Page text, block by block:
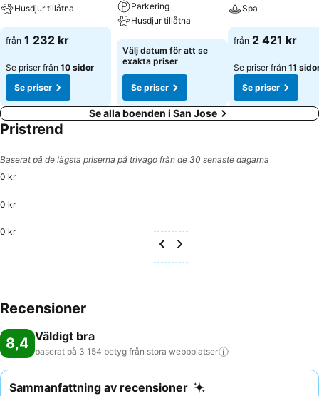
Husdjur tillåtna
Se priser
från 1 232 kr
Se priser från 10 sidor
Se priser
Parkering
Husdjur tillåtna
Se priser
Välj datum för att se
exakta priser
Se priser
Spa
Se priser
från 2 421 kr
Se priser från 11
Se priser
Se alla boenden i San Jose
Pristrend
Baserat på de lägsta priserna på trivago från de 30 senaste dagarna
0 kr
0 kr
0 kr
Recensioner
8,4 Väldigt bra
baserat på 3 154 betyg från stora webbplatser
Sammanfattning av recensioner